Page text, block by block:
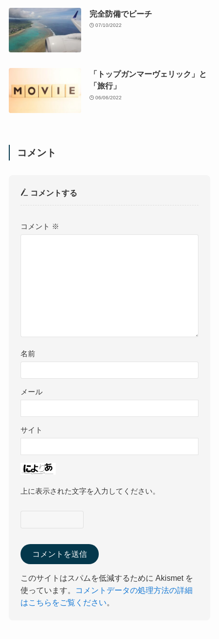
完全防備でビーチ
07/10/2022
「トップガンマーヴェリック」と
「旅行」
06/06/2022
コメント
コメントする
コメント ※
名前
メール
サイト
上に表示された文字を入力してください。
このサイトはスパムを低減するために Akismet を
使っています。
コメントデータの処理方法の詳細
はこちらをご覧ください。